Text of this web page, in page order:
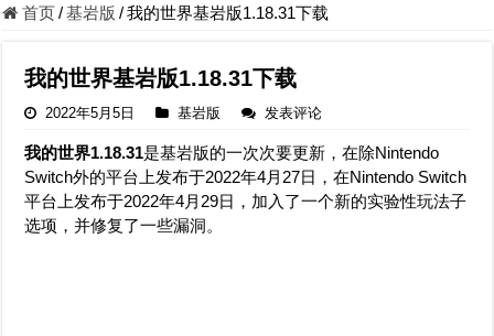
首页/基岩版 /我的世界基岩版1.18.31下载
我的世界基岩版1.18.31下载
2022年5月5日 基岩版 发表评论
我的世界1.18.31是基岩版的一次次要更新，在除Nintendo
Switch外的平台上发布于2022年4月27日，在Nintendo Switch
平台上发布于2022年4月29日，加入了一个新的实验性玩法子
选项，并修复了一些漏洞。